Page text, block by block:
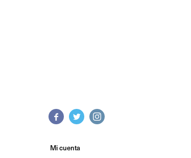
  
Mi cuenta